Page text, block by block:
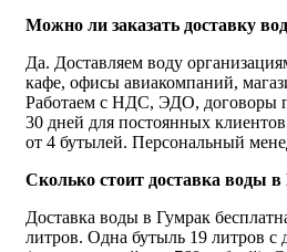
Можно ли заказать доставку
Да. Доставляем воду
кафе, офисы авиакомпаний,
Работаем с НДС, ЭДО, договоры
30 дней для постоянных
от 4 бутылей. Персональный
Сколько стоит доставка воды в
Доставка воды в Гумрак
литров. Одна бутыль 19 литров с